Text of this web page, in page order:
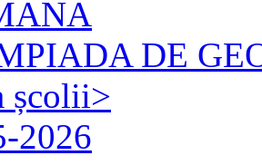
DE
școlii>
2026